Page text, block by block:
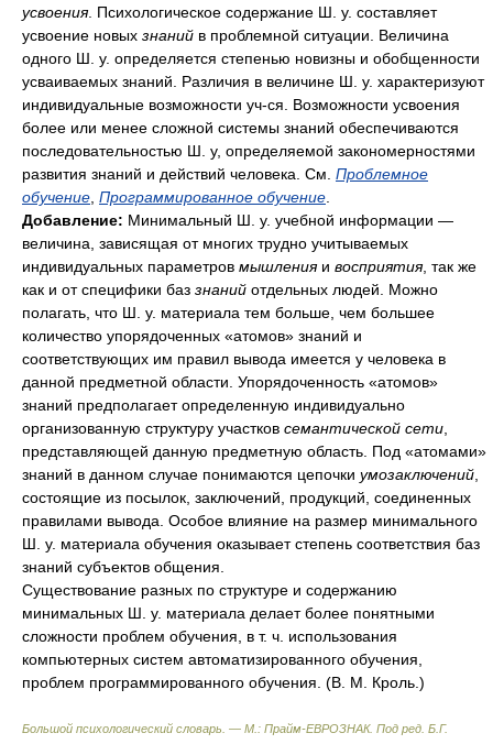
усвоения. Психологическое содержание Ш. у. составляет
усвоение новых знаний в проблемной ситуации. Величина
одного Ш. у. определяется степенью новизны и обобщенности
усваиваемых знаний. Различия в величине Ш. у. характеризуют
индивидуальные возможности уч-ся. Возможности усвоения
более или менее сложной системы знаний обеспечиваются
последовательностью Ш. у, определяемой закономерностями
развития знаний и действий человека. См. Проблемное
обучение Программированное обучение
Добавление: Минимальный Ш. у. учебной информации —
величина, зависящая от многих трудно учитываемых
индивидуальных параметров мышления и восприятия, так же
как и от специфики баз знаний отдельных людей. Можно
полагать, что Ш. у. материала тем больше, чем большее
количество упорядоченных «атомов» знаний и
соответствующих им правил вывода имеется у человека в
данной предметной области. Упорядоченность «атомов»
знаний предполагает определенную индивидуально
организованную структуру участков семантической сети
представляющей данную предметную область. Под «атомами»
знаний в данном случае понимаются цепочки умозаключений
состоящие из посылок, заключений, продукций, соединенных
правилами вывода. Особое влияние на размер минимального
Ш. у. материала обучения оказывает степень соответствия баз
знаний субъектов общения.
Существование разных по структуре и содержанию
минимальных Ш. у. материала делает более понятными
сложности проблем обучения, в т. ч. использования
компьютерных систем автоматизированного обучения,
проблем программированного обучения. (В. М. Кроль.)
Большой психологический словарь. — М.: Прайм-ЕВРОЗНАК. Под ред. Б.Г.